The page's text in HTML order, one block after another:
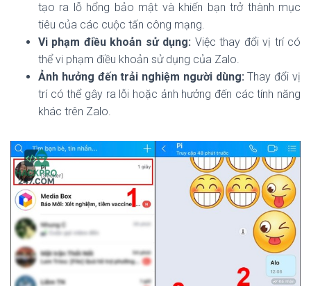
tạo ra lỗ hổng bảo mật và khiến bạn trở thành mục
tiêu của các cuộc tấn công mạng.
Vi phạm điều khoản sử dụng: Việc thay đổi vị trí có
thể vi phạm điều khoản sử dụng của Zalo.
Ảnh hưởng đến trải nghiệm người dùng: Thay đổi vị
trí có thể gây ra lỗi hoặc ảnh hưởng đến các tính năng
khác trên Zalo.